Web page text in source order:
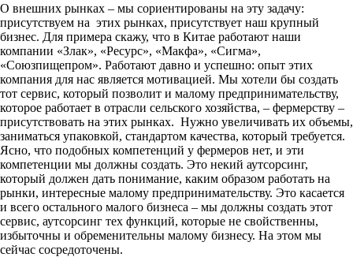
О внешних рынках – мы сориентированы на эту задачу:
присутствуем на этих рынках, присутствует наш крупный
бизнес. Для примера скажу, что в Китае работают наши
компании «Злак», «Ресурс», «Макфа», «Сигма»,
«Союзпищепром». Работают давно и успешно: опыт этих
компания для нас является мотивацией. Мы хотели бы создать
тот сервис, который позволит и малому предпринимательству,
которое работает в отрасли сельского хозяйства, – фермерству –
присутствовать на этих рынках. Нужно увеличивать их объемы,
заниматься упаковкой, стандартом качества, который требуется.
Ясно, что подобных компетенций у фермеров нет, и эти
компетенции мы должны создать. Это некий аутсорсинг,
который должен дать понимание, каким образом работать на
рынки, интересные малому предпринимательству. Это касается
и всего остального малого бизнеса – мы должны создать этот
сервис, аутсорсинг тех функций, которые не свойственны,
избыточны и обременительны малому бизнесу. На этом мы
сейчас сосредоточены.